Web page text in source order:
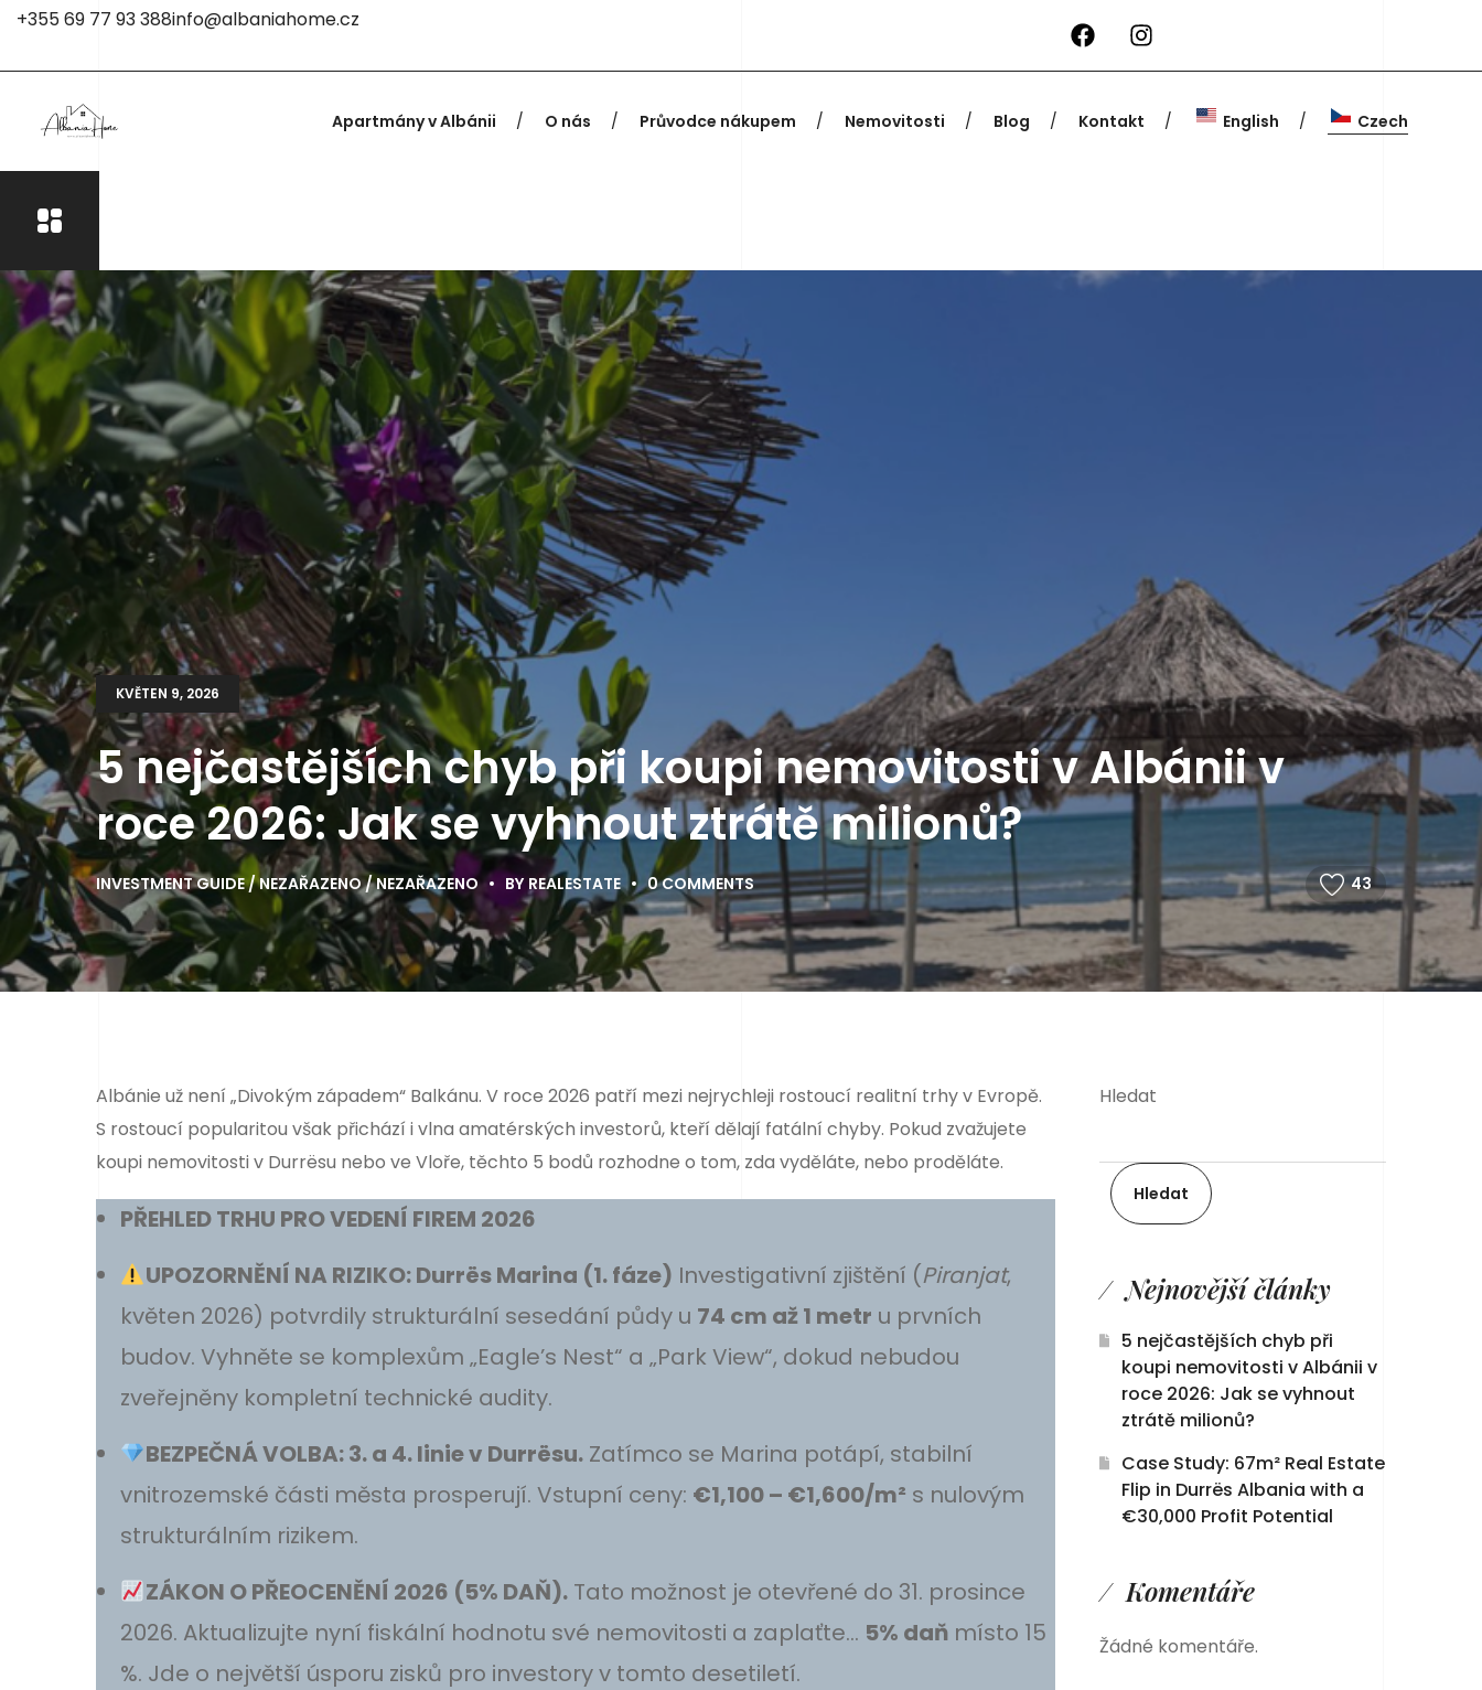
+355 69 77 93 388info@albaniahome.cz
Apartmány v Albánii O nás Průvodce nákupem Nemovitosti Blog Kontakt English Czech
KVĚTEN 9, 2026
5 nejčastějších chyb při koupi nemovitosti v Albánii v
roce 2026: Jak se vyhnout ztrátě milionů?
INVESTMENT GUIDE NEZAŘAZENO NEZAŘAZENO BYREALESTATE 0 COMMENTS 43
Albánie už není „Divokým západem“ Balkánu. V roce 2026 patří mezi nejrychleji rostoucí realitní trhy v Evropě.
S rostoucí popularitou však přichází i vlna amatérských investorů, kteří dělají fatální chyby. Pokud zvažujete
koupi nemovitosti v Durrësu nebo ve Vloře, těchto 5 bodů rozhodne o tom, zda vyděláte, nebo proděláte.
PŘEHLED TRHU PRO VEDENÍ FIREM 2026
UPOZORNĚNÍ NA RIZIKO: Durrës Marina (1. fáze) Investigativní zjištění (Piranjat,
květen 2026) potvrdily strukturální sesedání půdy u 74 cm až 1 metr u prvních
budov. Vyhněte se komplexům „Eagle’s Nest“ a „Park View“, dokud nebudou
zveřejněny kompletní technické audity.
BEZPEČNÁ VOLBA: 3. a 4. linie v Durrësu.Zatímco se Marina potápí, stabilní
vnitrozemské části města prosperují. Vstupní ceny: €1,100 – €1,600/m² s nulovým
strukturálním rizikem.
ZÁKON O PŘEOCENĚNÍ 2026 (5% DAŇ).Tato možnost je otevřené do 31. prosince
2026. Aktualizujte nyní fiskální hodnotu své nemovitosti a zaplaťte… 5% daň místo 15
%. Jde o největší úsporu zisků pro investory v tomto desetiletí.
Hledat
Hledat
Nejnovější články
5 nejčastějších chyb při
koupi nemovitosti v Albánii v
roce 2026: Jak se vyhnout
ztrátě milionů?
Case Study: 67m² Real Estate
Flip in Durrës Albania with a
€30,000 Profit Potential
Komentáře
Žádné komentáře.